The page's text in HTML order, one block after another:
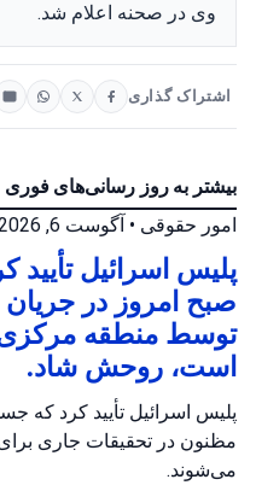
وی در صحنه اعلام شد.
اشتراک گذاری
بیشتر به روز رسانی‌های فوری
امور حقوقی • آگوست 6, 2026 at 6:26 ب.ظ
پلیس اسرائیل
صبح امروز در
توسط منطقه مرکزی،
است، روحش شاد.
پلیس اسرائیل تأیید کرد که
می‌شوند.